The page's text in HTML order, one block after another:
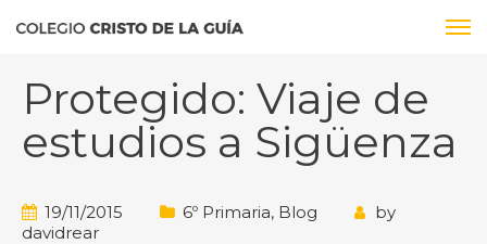
Protegido: Viaje de
estudios a Sigüenza
19/11/2015 6º Primaria, Blog
by
davidrear